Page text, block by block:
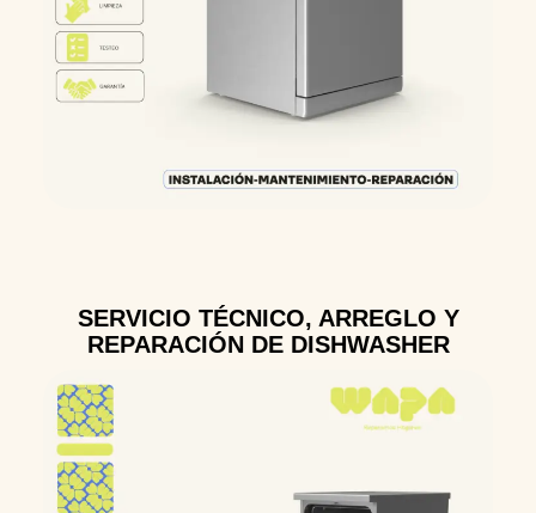
SERVICIO TÉCNICO, ARREGLO Y
REPARACIÓN DE DISHWASHER